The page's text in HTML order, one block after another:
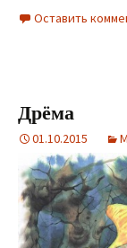
Оставить
Дрёма
01.10.2015